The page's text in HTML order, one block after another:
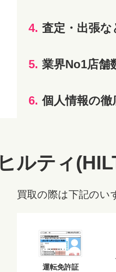
4. 査定・出張
5. 業界No1店舗
6. 個人情報の徹
ヒルティ
買取の際は下記のい
運転免許証